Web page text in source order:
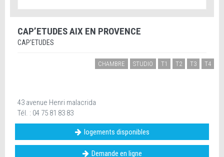
CAP’ETUDES AIX EN PROVENCE
CAP’ETUDES
CHAMBRE STUDIO T1 T2 T3 T4
43 avenue Henri malacrida
Tél. : 04 75 81 83 83
logements disponibles
Demande en ligne